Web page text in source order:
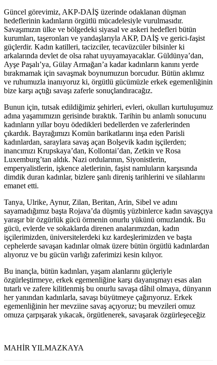
Güncel görevimiz, AKP-DAİŞ üzerinde odaklanan düşman
hedeflerinin kadınların örgütlü mücadelesiyle vurulmasıdır.
Savaşımızın ülke ve bölgedeki siyasal ve askeri hedefleri bütün
kurumları, taşeronları ve yandaşlarıyla AKP, DAİŞ ve gerici-faşist
güçlerdir. Kadın katilleri, tacizciler, tecavüzcüler bilsinler ki
arkalarında devlet de olsa rahat uyuyamayacaklar. Güldünya’dan,
Ayşe Paşalı’ya, Gülay Armağan’a kadar kadınların kanını yerde
bırakmamak için savaşmak boynumuzun borcudur. Bütün aklımız
ve ruhumuzla inanıyoruz ki, örgütlü gücümüzle erkek egemenliğinin
bize karşı açtığı savaşı zaferle sonuçlandıracağız.
Bunun için, tutsak edildiğimiz şehirleri, evleri, okulları kurtuluşumuz
adına yaşamımızın gerisinde bıraktık. Tarihin bu anlamlı sonucunu
kadınların yıllar boyu ödedikleri bedellerden ve zaferlerinden
çıkardık. Bayrağımızı Komün barikatlarını inşa eden Parisli
kadınlardan, saraylara savaş açan Bolşevik kadın işçilerden;
inancımızı Krupskaya’dan, Kollontai’dan, Zetkin ve Rosa
Luxemburg’tan aldık. Nazi ordularının, Siyonistlerin,
emperyalistlerin, işkence aletlerinin, faşist namluların karşısında
dimdik duran kadınlar, bizlere şanlı direniş tarihlerini ve silahlarını
emanet etti.
Tanya, Ulrike, Aynur, Zilan, Beritan, Arin, Sibel ve adını
sayamadığımız başta Rojava’da düşmüş yüzbinlerce kadın savaşçıya
yaraşır bir özgürlük gücü örmenin onurlu yükünü omuzlandık. Bu
gücü, evlerde ve sokaklarda direnen analarımızdan, kadın
işçilerimizden, üniversitelerdeki kız kardeşlerimizden ve başta
cephelerde savaşan kadınlar olmak üzere bütün örgütlü kadınlardan
alıyoruz ve bu gücün varlığı zaferimizi kesin kılıyor.
Bu inançla, bütün kadınları, yaşam alanlarını güçleriyle
özgürleştirmeye, erkek egemenliğine karşı dayanışmayı esas alan
tutarlı ve zafere kilitlenmiş bu onurlu savaşa dâhil olmaya, dünyanın
her yanından kadınlarla, savaşı büyütmeye çağırıyoruz. Erkek
egemenliğinin her mevziine savaş açıyoruz; bu mevzileri omuz
omuza çarpışarak yıkacak, örgütlenerek, savaşarak özgürleşeceğiz
MAHİR YILMAZKAYA